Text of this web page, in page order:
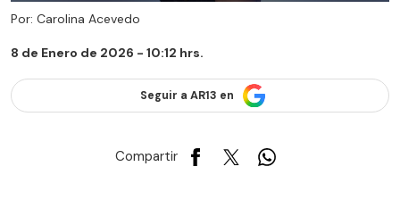
Por: Carolina Acevedo
8 de Enero de 2026 - 10:12 hrs.
Seguir a AR13 en
Compartir